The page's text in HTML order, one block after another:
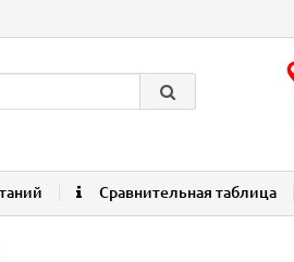
Сравнительная таблица